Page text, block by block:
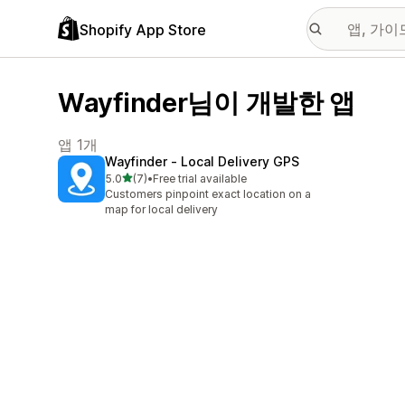
Shopify App Store
Wayfinder님이 개발한 앱
앱 1개
Wayfinder ‑ Local Delivery GPS
5.0별 5개 중
(7)
총 리뷰 7개
•Free trial available
Customers pinpoint exact location on a
map for local delivery